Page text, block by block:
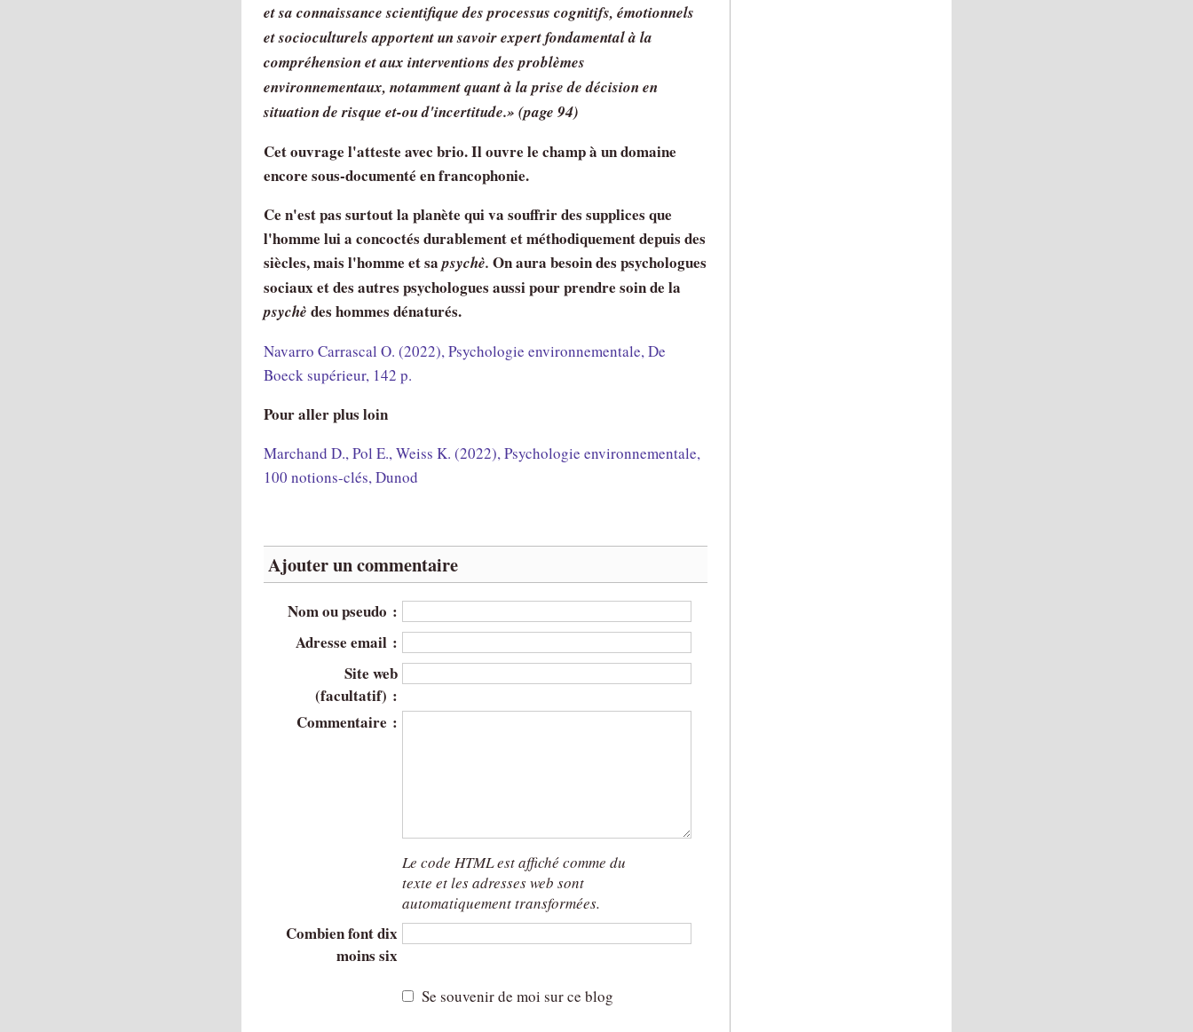
et sa connaissance scientifique des processus cognitifs, émotionnels
et socioculturels apportent un savoir expert fondamental à la
compréhension et aux interventions des problèmes
environnementaux, notamment quant à la prise de décision en
situation de risque et-ou d'incertitude. (page 94)
Cet ouvrage l'atteste avec brio. Il ouvre le champ à un domaine
encore sous-documenté en francophonie.
Ce n'est pas surtout la planète qui va souffrir des supplices que
l'homme lui a concoctés durablement et méthodiquement depuis des
siècles, mais l'homme et sapsychè. On aura besoin des psychologues
sociaux et des autres psychologues aussi pour prendre soin de la
psychè des hommes dénaturés.
Navarro Carrascal O. (2022), Psychologie environnementale, De
Boeck supérieur, 142 p.
Pour aller plus loin
Marchand D., Pol E., Weiss K. (2022), Psychologie environnementale,
100 notions-clés, Dunod
Ajouter un commentaire
Nom ou pseudo :
Adresse email :
Site web
(facultatif) :
Commentaire :
Le code HTML est affiché comme du
texte et les adresses web sont
automatiquement transformées.
Combien font dix
moins six
Se souvenir de moi sur ce blog